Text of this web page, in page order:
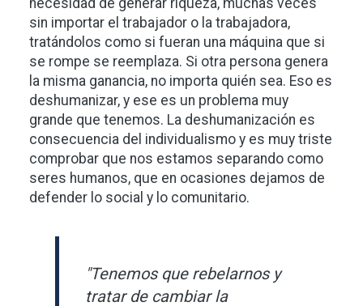
necesidad de generar riqueza, muchas veces
sin importar el trabajador o la trabajadora,
tratándolos como si fueran una máquina que si
se rompe se reemplaza. Si otra persona genera
la misma ganancia, no importa quién sea. Eso es
deshumanizar, y ese es un problema muy
grande que tenemos. La deshumanización es
consecuencia del individualismo y es muy triste
comprobar que nos estamos separando como
seres humanos, que en ocasiones dejamos de
defender lo social y lo comunitario.
"Tenemos que rebelarnos y
tratar de cambiar la